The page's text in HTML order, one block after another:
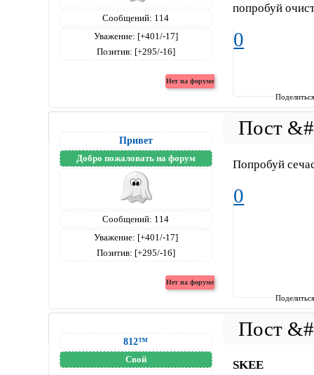
Сообщений: 114
Уважение: [+401/-17]
Позитив: [+295/-16]
попробуй
0
Привет
Добро пожаловать на форум
Сообщений: 114
Уважение: [+401/-17]
Позитив: [+295/-16]
Попробуй
0
812™
Свой
SKEE